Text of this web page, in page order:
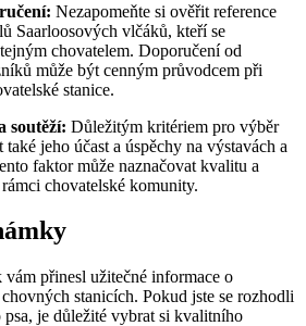
Nezapomeňte si ověřit reference
Saarloosových vlčáků, kteří se
chovatelem. Doporučení od
může být cenným průvodcem při
stanice.
soutěží: Důležitým kritériem pro výběr
jeho účast a úspěchy na výstavách a
faktor může naznačovat kvalitu a
chovatelské komunity.
přinesl užitečné informace o
stanicích. Pokud jste se rozhodli
je důležité vybrat si kvalitního